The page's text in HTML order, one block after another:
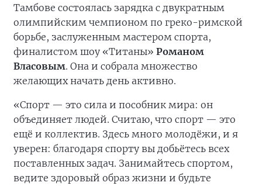
Тамбове состоялась зарядка с двукратным
олимпийским чемпионом по греко-римской
борьбе, заслуженным мастером спорта,
финалистом шоу «Титаны» Романом
Власовым. Она и собрала множество
желающих начать день активно.
«Спорт — это сила и пособник мира: он
объединяет людей. Считаю, что спорт — это
ещё и коллектив. Здесь много молодёжи, и я
уверен: благодаря спорту вы добьётесь всех
поставленных задач. Занимайтесь спортом,
ведите здоровый образ жизни и будьте